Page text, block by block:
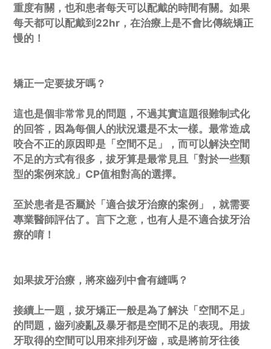
重度有關，也和患者每天可以配戴的時間有關。如果
每天都可以配戴到22hr，在治療上是不會比傳統矯正
慢的！
矯正一定要拔牙嗎？
這也是個非常常見的問題，不過其實這題很難制式化
的回答，因為每個人的狀況還是不太一樣。最常造成
咬合不正的原因即是「空間不足」，而可以解決空間
不足的方式有很多，拔牙算是最常見且「對於一些類
型的案例來說」CP值相對高的選擇。
至於患者是否屬於「適合拔牙治療的案例」，就需要
專業醫師評估了。言下之意，也有人是不適合拔牙治
療的唷！
如果拔牙治療，將來齒列中會有縫嗎？
接續上一題，拔牙矯正一般是為了解決「空間不足」
的問題，齒列凌亂及暴牙都是空間不足的表現。用拔
牙取得的空間可以用來排列牙齒，或是將前牙往後